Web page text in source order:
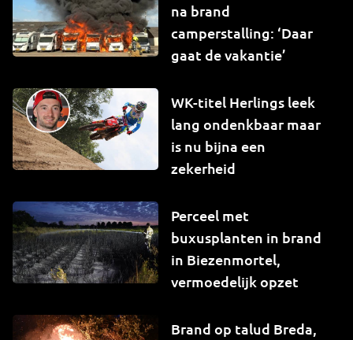
na brand
camperstalling: ‘Daar
gaat de vakantie’
WK-titel Herlings leek
lang ondenkbaar maar
is nu bijna een
zekerheid
Perceel met
buxusplanten in brand
in Biezenmortel,
vermoedelijk opzet
Brand op talud Breda,